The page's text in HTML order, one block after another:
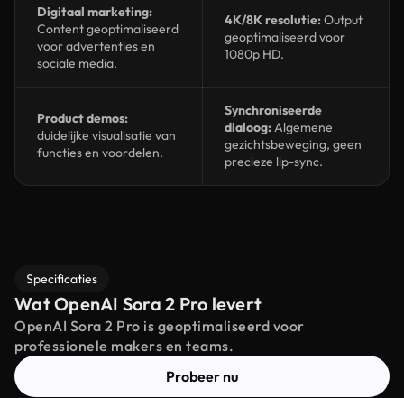
Digitaal marketing:
Content geoptimaliseerd
voor advertenties en
sociale media.
4K/8K resolutie:Output
geoptimaliseerd voor
1080p HD.
Product demos:
duidelijke visualisatie van
functies en voordelen.
Synchroniseerde
dialoog:Algemene
gezichtsbeweging, geen
precieze lip-sync.
Specificaties
Wat OpenAI Sora 2 Pro levert
OpenAI Sora 2 Pro is geoptimaliseerd voor
professionele makers en teams.
Probeer nu